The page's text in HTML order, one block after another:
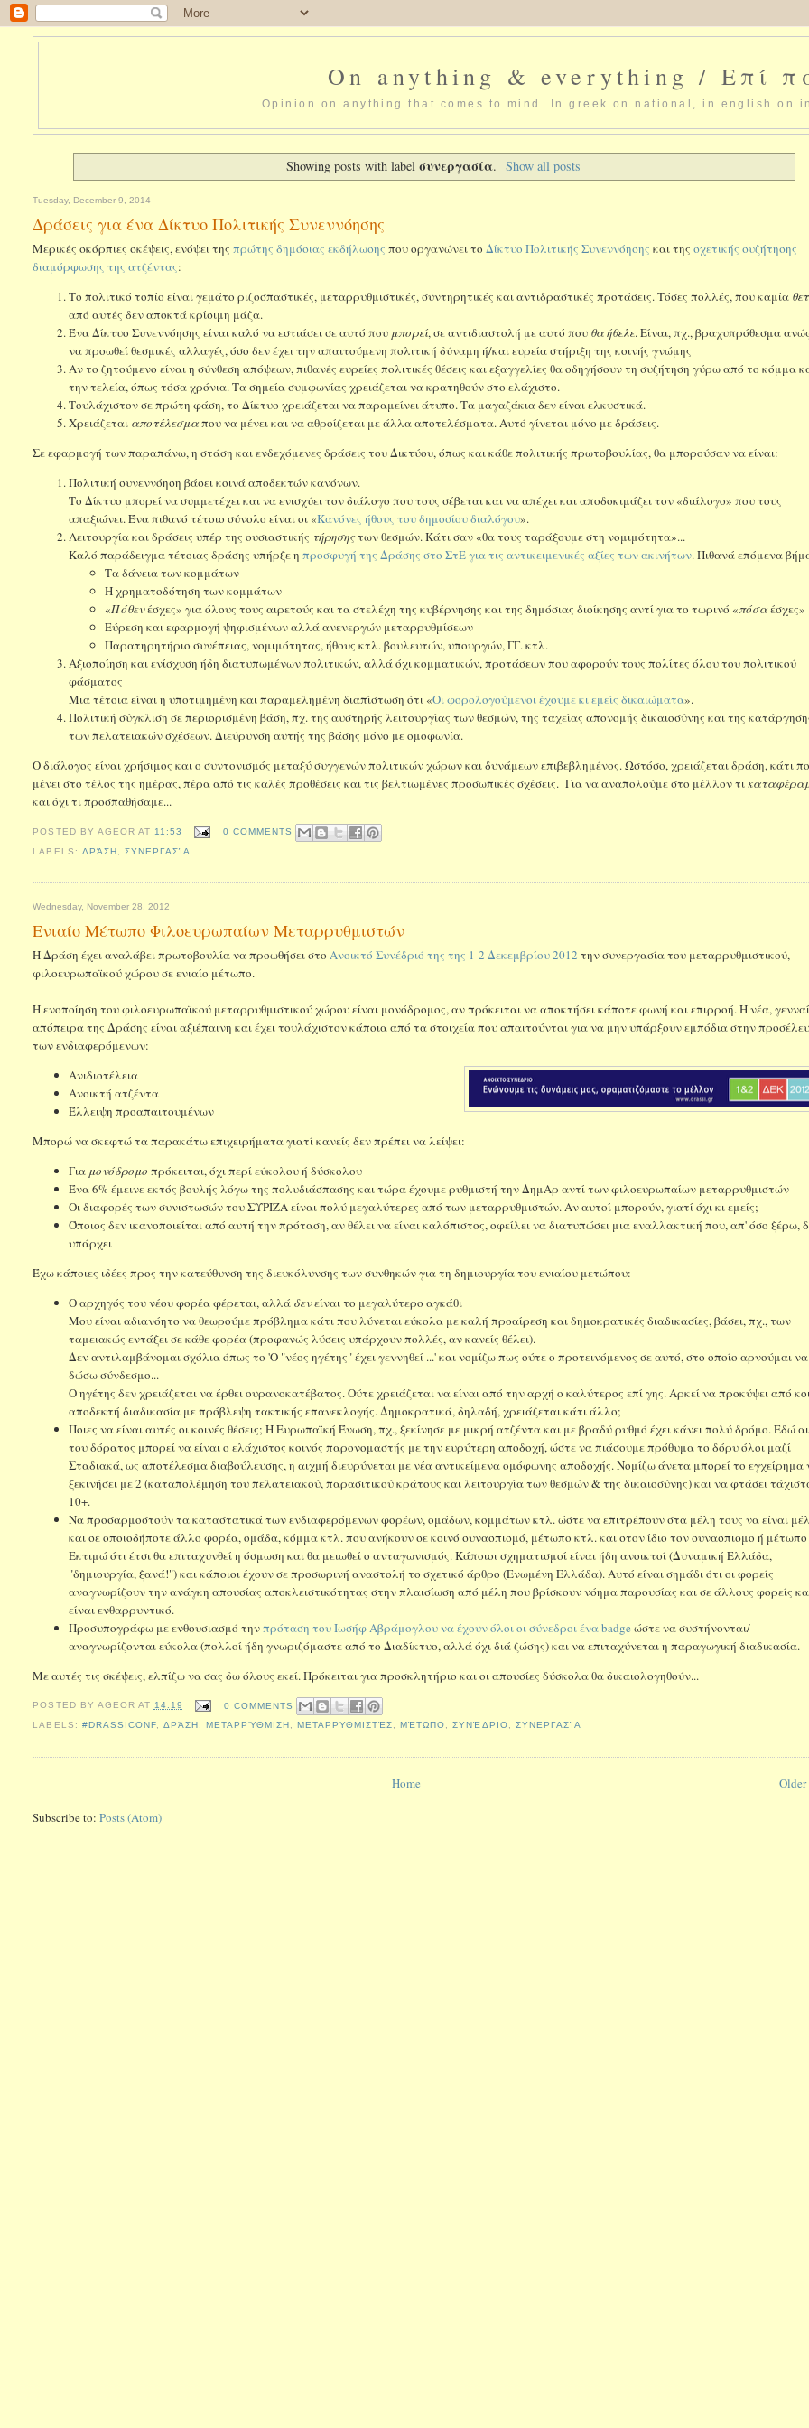
On anything & everything / Επί
Opinion on anything that comes to mind. In greek on national, in english on
Showing posts with labelσυνεργασία. Show all posts
Tuesday, December 9, 2014
Δράσεις για ένα Δίκτυο Πολιτικής Συνεννόησης
Μερικές σκόρπιες σκέψεις, ενόψει τηςπρώτης δημόσιας εκδήλωσης που οργανώνει τοΔίκτυο Πολιτικής Συνεννόησης και τηςσχετικής συζήτησης
διαμόρφωσης της ατζέντας:
Το πολιτικό τοπίο είναι γεμάτο ριζοσπαστικές, μεταρρυθμιστικές, συντηρητικές και αντιδραστικές προτάσεις. Τόσες πολλές, που καμία
από αυτές δεν αποκτά κρίσιμη μάζα.
Ένα Δίκτυο Συνεννόησης είναι καλό να εστιάσει σε αυτό που μπορεί, σε αντιδιαστολή με αυτό που θα ήθελε. Είναι, πχ., βραχυπρόθεσμα
να προωθεί θεσμικές αλλαγές, όσο δεν έχει την απαιτούμενη πολιτική δύναμη ή/και ευρεία στήριξη της κοινής γνώμης
Αν το ζητούμενο είναι η σύνθεση απόψεων, πιθανές ευρείες πολιτικές θέσεις και εξαγγελίες θα οδηγήσουν τη συζήτηση γύρω από το κόμμα
την τελεία, όπως τόσα χρόνια. Τα σημεία συμφωνίας χρειάζεται να κρατηθούν στο ελάχιστο.
Τουλάχιστον σε πρώτη φάση, το Δίκτυο χρειάζεται να παραμείνει άτυπο. Τα μαγαζάκια δεν είναι ελκυστικά.
Χρειάζεται αποτέλεσμαπου να μένει και να αθροίζεται με άλλα αποτελέσματα. Αυτό γίνεται μόνο με δράσεις.
Σε εφαρμογή των παραπάνω, η στάση και ενδεχόμενες δράσεις του Δικτύου, όπως και κάθε πολιτικής πρωτοβουλίας, θα μπορούσαν να είναι:
Πολιτική συνεννόηση βάσει κοινά αποδεκτών κανόνων.
Το Δίκτυο μπορεί να συμμετέχει και να ενισχύει τον διάλογο που τους σέβεται και να απέχει και αποδοκιμάζει τον «διάλογο» που τους
απαξιώνει. Ένα πιθανό τέτοιο σύνολο είναι οι «Κανόνες ήθους του δημοσίου διαλόγου».
Λειτουργία και δράσεις υπέρ της ουσιαστικής τήρησηςτων θεσμών. Κάτι σαν «θα τους ταράξουμε στη νομιμότητα»...
Καλό παράδειγμα τέτοιας δράσης υπήρξε ηπροσφυγή της Δράσης στο ΣτΕ για τις αντικειμενικές αξίες των ακινήτων. Πιθανά επόμενα
Τα δάνεια των κομμάτων
Η χρηματοδότηση των κομμάτων
«Πόθενέσχες» για όλους τους αιρετούς και τα στελέχη της κυβέρνησης και της δημόσιας διοίκησης αντί για το τωρινό «πόσαέσχες»
Εύρεση και εφαρμογή ψηφισμένων αλλά ανενεργών μεταρρυθμίσεων
Παρατηρητήριο συνέπειας, νομιμότητας, ήθους κτλ. βουλευτών, υπουργών, ΓΓ. κτλ.
Αξιοποίηση και ενίσχυση ήδη διατυπωμένων πολιτικών, αλλά όχι κομματικών, προτάσεων που αφορούν τους πολίτες όλου του πολιτικού
φάσματος
Μια τέτοια είναι η υποτιμημένη και παραμελημένη διαπίστωση ότι «Οι φορολογούμενοι έχουμε κι εμείς δικαιώματα».
Πολιτική σύγκλιση σε περιορισμένη βάση, πχ. της αυστηρής λειτουργίας των θεσμών, της ταχείας απονομής δικαιοσύνης και της
των πελατειακών σχέσεων. Διεύρυνση αυτής της βάσης μόνο με ομοφωνία.
Ο διάλογος είναι χρήσιμος και ο συντονισμός μεταξύ συγγενών πολιτικών χώρων και δυνάμεων επιβεβλημένος. Ωστόσο, χρειάζεται δράση, κάτι
μένει στο τέλος της ημέρας, πέρα από τις καλές προθέσεις και τις βελτιωμένες προσωπικές σχέσεις. Για να αναπολούμε στο μέλλον τι
και όχι τι προσπαθήσαμε...
POSTED BY AGEOR AT 11:53
0 COMMENTS
LABELS: ΔΡΆΣΗ ΣΥΝΕΡΓΑΣΊΑ
Wednesday, November 28, 2012
Ενιαίο Μέτωπο Φιλοευρωπαίων Μεταρρυθμιστών
Η Δράση έχει αναλάβει πρωτοβουλία να προωθήσει στοΑνοικτό Συνέδριό της της 1-2 Δεκεμβρίου 2012 την συνεργασία του μεταρρυθμιστικού,
φιλοευρωπαϊκού χώρου σε ενιαίο μέτωπο.
Η ενοποίηση του φιλοευρωπαϊκού μεταρρυθμιστικού χώρου είναι μονόδρομος, αν πρόκειται να αποκτήσει κάποτε φωνή και επιρροή. Η νέα,
απόπειρα της Δράσης είναι αξιέπαινη και έχει τουλάχιστον κάποια από τα στοιχεία που απαιτούνται για να μην υπάρξουν εμπόδια στην
των ενδιαφερόμενων:
Ανιδιοτέλεια
Ανοικτή ατζέντα
Έλλειψη προαπαιτουμένων
Μπορώ να σκεφτώ τα παρακάτω επιχειρήματα γιατί κανείς δεν πρέπει να λείψει:
Για μονόδρομοπρόκειται, όχι περί εύκολου ή δύσκολου
Ένα 6% έμεινε εκτός βουλής λόγω της πολυδιάσπασης και τώρα έχουμε ρυθμιστή την ΔημΑρ αντί των φιλοευρωπαίων μεταρρυθμιστών
Οι διαφορές των συνιστωσών του ΣΥΡΙΖΑ είναι πολύ μεγαλύτερες από των μεταρρυθμιστών. Αν αυτοί μπορούν, γιατί όχι κι εμείς;
Όποιος δεν ικανοποιείται από αυτή την πρόταση, αν θέλει να είναι καλόπιστος, οφείλει να διατυπώσει μια εναλλακτική που, απ' όσο ξέρω,
υπάρχει
Έχω κάποιες ιδέες προς την κατεύθυνση της διευκόλυνσης των συνθηκών για τη δημιουργία του ενιαίου μετώπου:
Ο αρχηγός του νέου φορέα φέρεται, αλλά δενείναι το μεγαλύτερο αγκάθι
Μου είναι αδιανόητο να θεωρούμε πρόβλημα κάτι που λύνεται εύκολα με καλή προαίρεση και δημοκρατικές διαδικασίες, βάσει, πχ., των
ταμειακώς εντάξει σε κάθε φορέα (προφανώς λύσεις υπάρχουν πολλές, αν κανείς θέλει).
Δεν αντιλαμβάνομαι σχόλια όπως το 'Ο "νέος ηγέτης" έχει γεννηθεί ...' και νομίζω πως ούτε ο προτεινόμενος σε αυτό, στο οποίο αρνούμαι να
δώσω σύνδεσμο...
Ο ηγέτης δεν χρειάζεται να έρθει ουρανοκατέβατος. Ούτε χρειάζεται να είναι από την αρχή ο καλύτερος επί γης. Αρκεί να προκύψει από
αποδεκτή διαδικασία με πρόβλεψη τακτικής επανεκλογής. Δημοκρατικά, δηλαδή, χρειάζεται κάτι άλλο;
Ποιες να είναι αυτές οι κοινές θέσεις; Η Ευρωπαϊκή Ένωση, πχ., ξεκίνησε με μικρή ατζέντα και με βραδύ ρυθμό έχει κάνει πολύ δρόμο. Εδώ
του δόρατος μπορεί να είναι ο ελάχιστος κοινός παρονομαστής με την ευρύτερη αποδοχή, ώστε να πιάσουμε πρόθυμα το δόρυ όλοι μαζί
Σταδιακά, ως αποτέλεσμα διαβούλευσης, η αιχμή διευρύνεται με νέα αντικείμενα ομόφωνης αποδοχής. Νομίζω άνετα μπορεί το εγχείρημα
ξεκινήσει με 2 (καταπολέμηση του πελατειακού, παρασιτικού κράτους και λειτουργία των θεσμών & της δικαιοσύνης) και να φτάσει
10+.
Να προσαρμοστούν τα καταστατικά των ενδιαφερόμενων φορέων, ομάδων, κομμάτων κτλ. ώστε να επιτρέπουν στα μέλη τους να είναι
και σε οποιοδήποτε άλλο φορέα, ομάδα, κόμμα κτλ. που ανήκουν σε κοινό συνασπισμό, μέτωπο κτλ. και στον ίδιο τον συνασπισμο ή
Εκτιμώ ότι έτσι θα επιταχυνθεί η όσμωση και θα μειωθεί ο ανταγωνισμός. Κάποιοι σχηματισμοί είναι ήδη ανοικτοί (Δυναμική Ελλάδα,
"δημιουργία, ξανά!") και κάποιοι έχουν σε προσωρινή αναστολή το σχετικό άρθρο (Ενωμένη Ελλάδα). Αυτό είναι σημάδι ότι οι φορείς
αναγνωρίζουν την ανάγκη απουσίας αποκλειστικότητας στην πλαισίωση από μέλη που βρίσκουν νόημα παρουσίας και σε άλλους φορείς
είναι ενθαρρυντικό.
Προσυπογράφω με ενθουσιασμό τηνπρόταση του Ιωσήφ Αβράμογλου να έχουν όλοι οι σύνεδροι ένα badge ώστε να συστήνονται/
αναγνωρίζονται εύκολα (πολλοί ήδη γνωριζόμαστε από το Διαδίκτυο, αλλά όχι διά ζώσης) και να επιταχύνεται η παραγωγική διαδικασία.
Με αυτές τις σκέψεις, ελπίζω να σας δω όλους εκεί. Πρόκειται για προσκλητήριο και οι απουσίες δύσκολα θα δικαιολογηθούν...
POSTED BY AGEOR AT 14:19
0 COMMENTS
LABELS: #DRASSICONF, ΔΡΆΣΗ , ΜΕΤΑΡΡΎΘΜΙΣΗ , ΜΕΤΑΡΡΥΘΜΙΣΤΈΣ, ΜΈΤΩΠΟ,ΣΥΝΈΔΡΙΟ, ΣΥΝΕΡΓΑΣΊΑ
Older
Home
Subscribe to:Posts (Atom)